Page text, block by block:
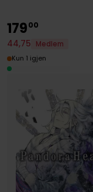
17900
44,75
Medlem
Kun 1 igjen